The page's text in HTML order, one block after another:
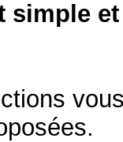
simple et